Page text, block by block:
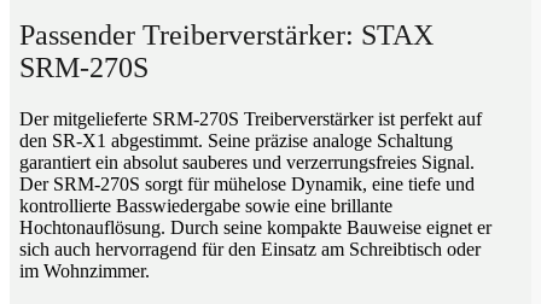
Passender Treiberverstärker: STAX
SRM-270S
Der mitgelieferte SRM-270S Treiberverstärker ist perfekt auf
den SR-X1 abgestimmt. Seine präzise analoge Schaltung
garantiert ein absolut sauberes und verzerrungsfreies Signal.
Der SRM-270S sorgt für mühelose Dynamik, eine tiefe und
kontrollierte Basswiedergabe sowie eine brillante
Hochtonauflösung. Durch seine kompakte Bauweise eignet er
sich auch hervorragend für den Einsatz am Schreibtisch oder
im Wohnzimmer.